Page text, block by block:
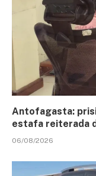
Antofagasta:
estafa reiterada
06/08/2026